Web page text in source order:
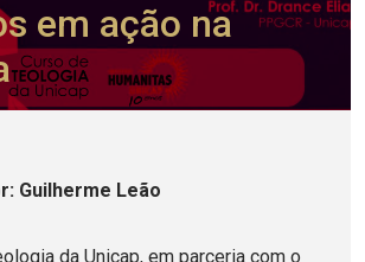
em ação na
: Guilherme Leão
da Unicap, em parceria com o